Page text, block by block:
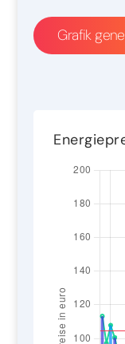
Grafik